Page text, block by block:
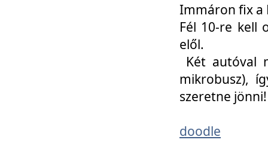
Immáron fix a
Fél 10-re kell
elől.
Két autóval
mikrobusz),
szeretne jönni!
doodle